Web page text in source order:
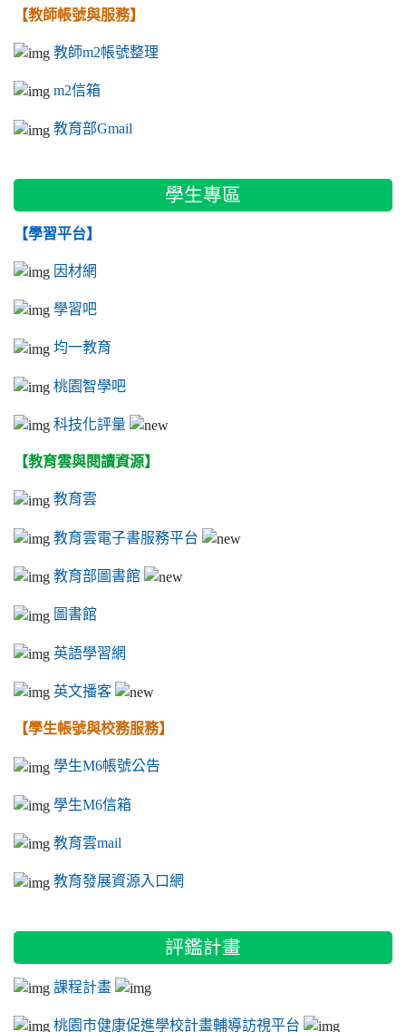
【教師帳號與服務】
教師m2帳號整理
m2信箱
教育部Gmail
學生專區
【學習平台】
因材網
學習吧
均一教育
桃園智學吧
科技化評量
【教育雲與閱讀資源】
教育雲
教育雲電子書服務平台
教育部圖書館
圖書館
英語學習網
英文播客
【學生帳號與校務服務】
學生M6帳號公告
學生M6信箱
教育雲mail
教育發展資源入口網
評鑑計畫
課程計畫
桃園市健康促進學校計畫輔導訪視平台